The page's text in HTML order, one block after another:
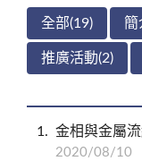
全部(19) 簡
推廣活動(2)
1 金相與金屬
2020/08/10